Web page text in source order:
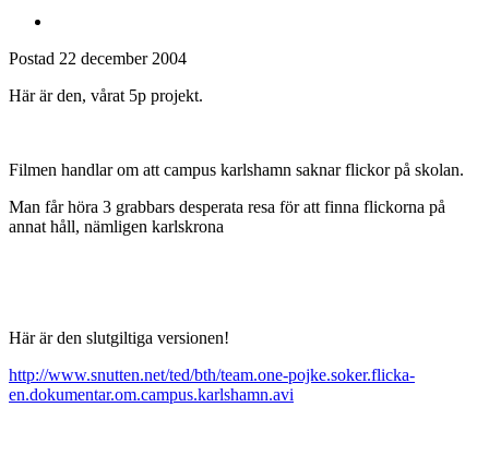
Postad 22 december 2004
Här är den, vårat 5p projekt.
Filmen handlar om att campus karlshamn saknar flickor på skolan.
Man får höra 3 grabbars desperata resa för att finna flickorna på
annat håll, nämligen karlskrona
Här är den slutgiltiga versionen!
http://www.snutten.net/ted/bth/team.one-pojke.soker.flicka-
en.dokumentar.om.campus.karlshamn.avi